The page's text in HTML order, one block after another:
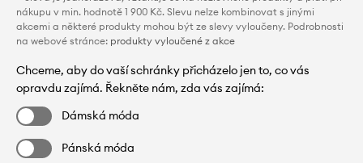
nákupu v min. hodnotě 1 900 Kč. Slevu nelze kombinovat s jinými
akcemi a některé produkty mohou být ze slevy vyloučeny. Podrobnosti
na webové stránce: produkty vyloučené z akce
Chceme, aby do vaší schránky přicházelo jen to, co vás
opravdu zajímá. Řekněte nám, zda vás zajímá:
Dámská móda
Pánská móda